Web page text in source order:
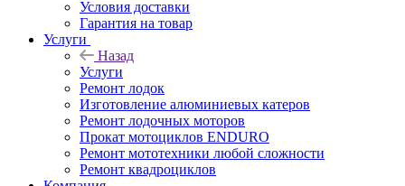
Условия доставки
Гарантия на товар
Услуги
Назад
Услуги
Ремонт лодок
Изготовление алюминиевых катеров
Ремонт лодочных моторов
Прокат мотоциклов ENDURO
Ремонт мототехники любой сложности
Ремонт квадроциклов